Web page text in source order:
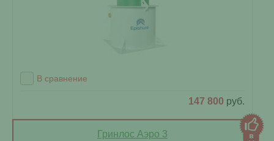
В сравнение
147 800 руб.
Гринлос Аэро 3